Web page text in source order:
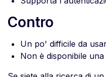
Contro
Un po' difficile da
Non è disponibile